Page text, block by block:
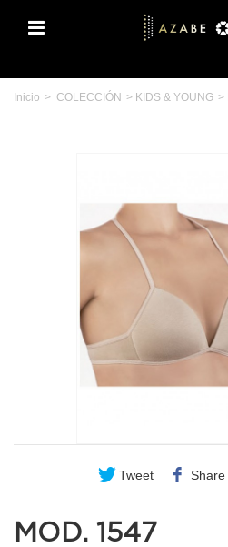
Inicio > COLECCIÓN > KIDS & YOUNG >
Tweet Share
MOD. 1547